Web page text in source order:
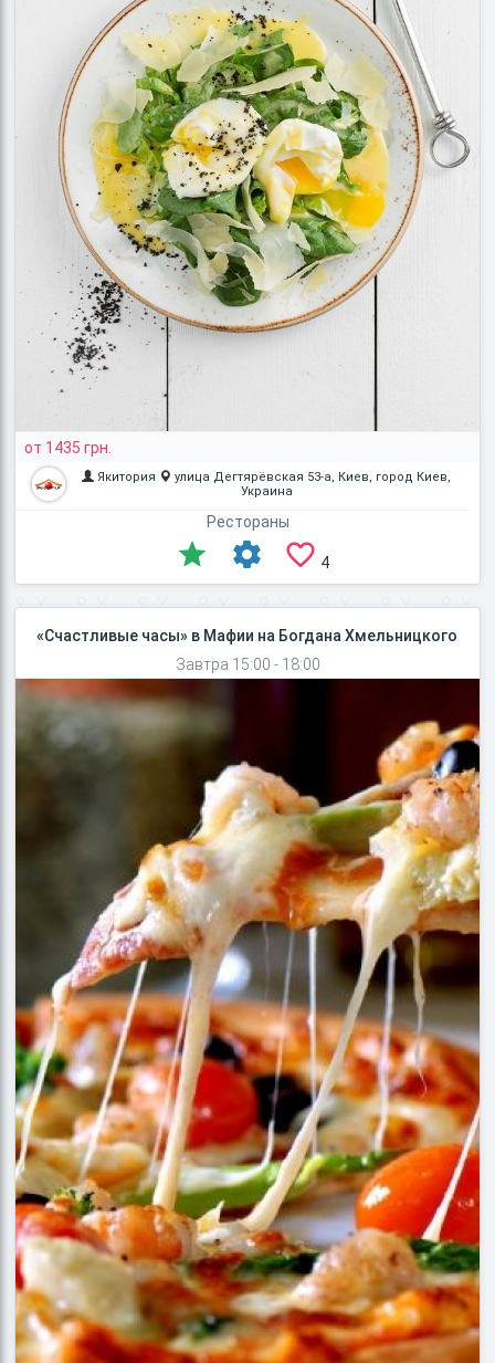
от 1435 грн.
Якитория
улица Дегтярёвская 53-а, Киев, город Киев,
Украина
Рестораны
4
«Счастливые часы» в Мафии на Богдана Хмельницкого
Завтра 15:00 - 18:00